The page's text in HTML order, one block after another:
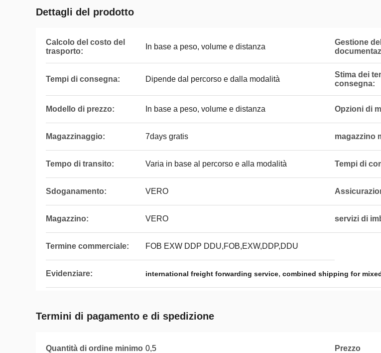
Dettagli del prodotto
Calcolo del costo del
trasporto:
In base a peso, volume e distanza
Gestione
Tempi di consegna: Dipende dal percorso e dalla modalità
Stima dei
consegna:
Modello di prezzo: In base a peso, volume e distanza Opzioni di
Magazzinaggio: 7days gratis magazzino
Tempo di transito: Varia in base al percorso e alla modalità Tempi di
Sdoganamento: VERO
Magazzino: VERO servizi di
Termine commerciale: FOB EXW DDP DDU,FOB,EXW,DDP,DDU
Evidenziare: international freight forwarding service, combined shipping for
Termini di pagamento e di spedizione
Quantità di ordine minimo 0,5 Prezzo